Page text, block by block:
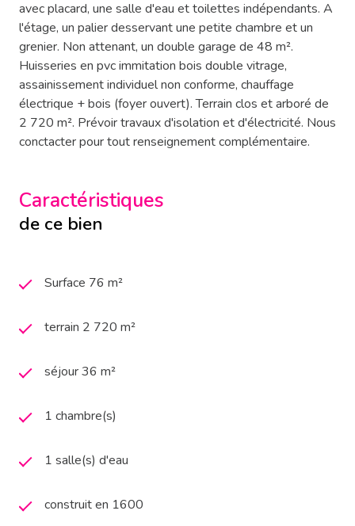
avec placard, une salle d'eau et toilettes indépendants. A
l'étage, un palier desservant une petite chambre et un
grenier. Non attenant, un double garage de 48 m².
Huisseries en pvc immitation bois double vitrage,
assainissement individuel non conforme, chauffage
électrique + bois (foyer ouvert). Terrain clos et arboré de
2 720 m². Prévoir travaux d'isolation et d'électricité. Nous
conctacter pour tout renseignement complémentaire.
Caractéristiques
de ce bien
Surface 76 m²
terrain 2 720 m²
séjour 36 m²
1 chambre(s)
1 salle(s) d'eau
construit en 1600